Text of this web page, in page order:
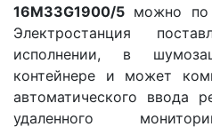
16M33G1900/5 можно по
Электростанция
исполнении, в
контейнере и может
автоматического ввода
удаленного